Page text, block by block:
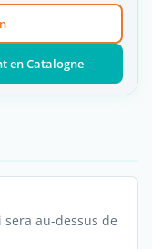
en Catalogne
au-dessus de